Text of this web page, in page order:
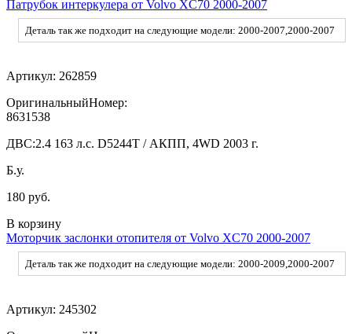
Патрубок интеркулера от Volvo XC70 2000-2007
Деталь так же подходит на следующие модели: 2000-2007,2000-2007
Артикул: 262859
ОригинальныйНомер:
8631538
ДВС:2.4 163 л.с. D5244T / АКПП, 4WD 2003 г.
Б.у.
180 руб.
В корзину
Моторчик заслонки отопителя от Volvo XC70 2000-2007
Деталь так же подходит на следующие модели: 2000-2009,2000-2007
Артикул: 245302